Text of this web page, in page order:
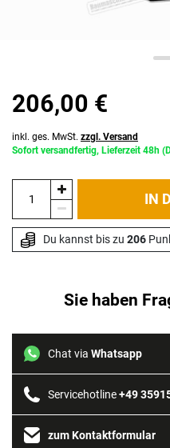
206,00 €
inkl. ges. MwSt. zzgl. Versand
Sofort versandfertig, Lieferzeit 48h
IN
Du kannst bis zu 206
Sie haben
Chat via Whatsapp
Servicehotline+49
zum Kontaktformular